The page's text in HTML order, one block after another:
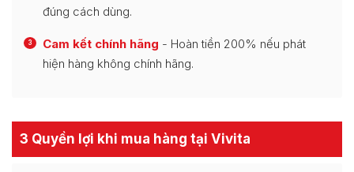
đúng cách dùng.
3 Cam kết chính hãng - Hoàn tiền 200% nếu phát
hiện hàng không chính hãng.
3 Quyền lợi khi mua hàng tại Vivita